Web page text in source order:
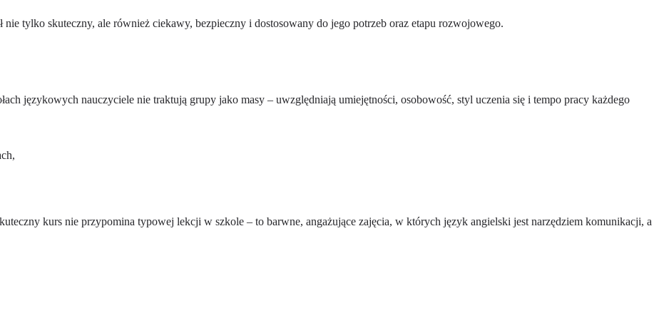
tylko skuteczny, ale również ciekawy, bezpieczny i dostosowany do jego potrzeb oraz etapu rozwojowego.
językowych nauczyciele nie traktują grupy jako masy – uwzględniają umiejętności, osobowość, styl uczenia się i tempo pracy każdego
kurs nie przypomina typowej lekcji w szkole – to barwne, angażujące zajęcia, w których język angielski jest narzędziem komunikacji, a